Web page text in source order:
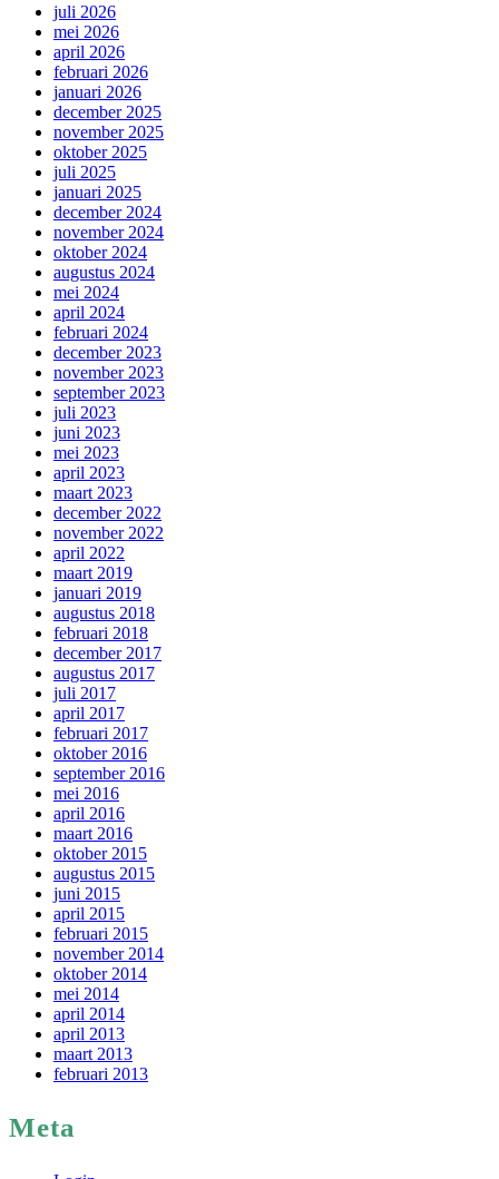
juli 2026
mei 2026
april 2026
februari 2026
januari 2026
december 2025
november 2025
oktober 2025
juli 2025
januari 2025
december 2024
november 2024
oktober 2024
augustus 2024
mei 2024
april 2024
februari 2024
december 2023
november 2023
september 2023
juli 2023
juni 2023
mei 2023
april 2023
maart 2023
december 2022
november 2022
april 2022
maart 2019
januari 2019
augustus 2018
februari 2018
december 2017
augustus 2017
juli 2017
april 2017
februari 2017
oktober 2016
september 2016
mei 2016
april 2016
maart 2016
oktober 2015
augustus 2015
juni 2015
april 2015
februari 2015
november 2014
oktober 2014
mei 2014
april 2014
april 2013
maart 2013
februari 2013
Meta